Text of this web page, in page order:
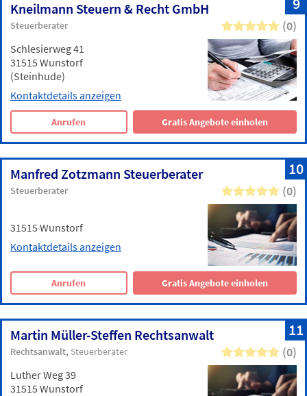
Kneilmann Steuern & Recht GmbH
Steuerberater (0)
Schlesierweg 41
31515 Wunstorf
(Steinhude)
Kontaktdetails anzeigen
Anrufen Gratis Angebote einholen
10
Manfred Zotzmann Steuerberater
Steuerberater (0)
31515 Wunstorf
Kontaktdetails anzeigen
Anrufen Gratis Angebote einholen
11
Martin Müller-Steffen Rechtsanwalt
Rechtsanwalt Steuerberater (0)
Luther Weg 39
31515 Wunstorf